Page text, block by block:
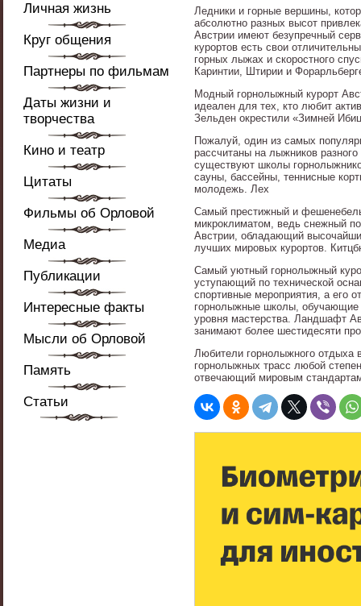
Личная жизнь
Круг общения
Партнеры по фильмам
Даты жизни и
творчества
Кино и театр
Цитаты
Фильмы об Орловой
Медиа
Публикации
Интересные факты
Мысли об Орловой
Память
Статьи
Ледники и горные вершины,
абсолютно разных высот
Австрии имеют безупречный
курортов есть свои
горных лыжах и скоростного
Каринтии, Штирии и
Модный горнолыжный курорт
идеален для тех, кто любит
Зельден окрестили «Зимней
Пожалуй, один из самых
рассчитаны на лыжников
существуют школы
сауны, бассейны, теннисные
молодежь. Лех
Самый престижный и
микроклиматом, ведь снежный
Австрии, обладающий
лучших мировых курортов.
Самый уютный горнолыжный
уступающий по технической
спортивные мероприятия, а его
горнолыжные школы, обучающие
уровня мастерства. Ландшафт
занимают более шестидесяти
Любители горнолыжного отдыха
горнолыжных трасс любой
отвечающий мировым